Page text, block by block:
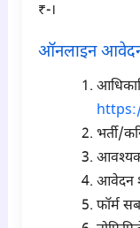
₹-।
ऑनलाइन
भर्ती/
आवश्यक
आवेदन
फॉर्म